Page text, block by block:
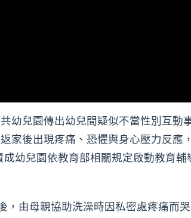
幼兒園傳出幼兒間疑似不當性別互動
家後出現疼痛、恐懼與身心壓力反應
幼兒園依教育部相關規定啟動教育
由母親協助洗澡時因私密處疼痛而